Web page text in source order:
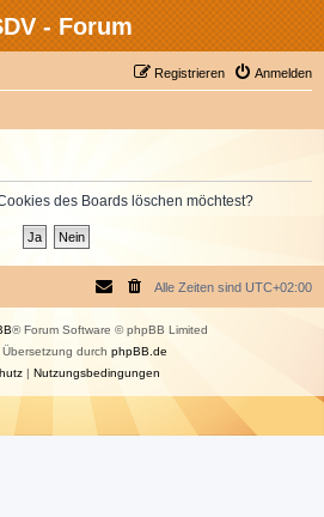
- Forum
Anmelden
Registrieren
des Boards löschen möchtest?
Alle Zeiten sind UTC+02:00
® Forum Software © phpBB Limited
durch phpBB.de
| Nutzungsbedingungen